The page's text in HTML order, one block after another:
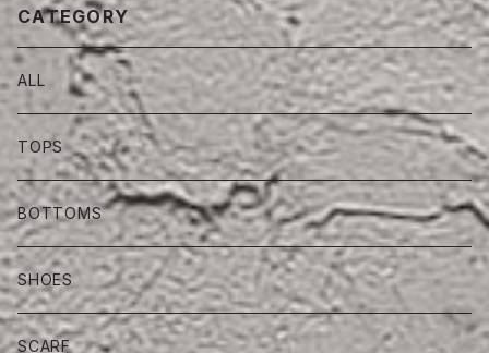
CATEGORY
ALL
TOPS
BOTTOMS
SHOES
SCARF